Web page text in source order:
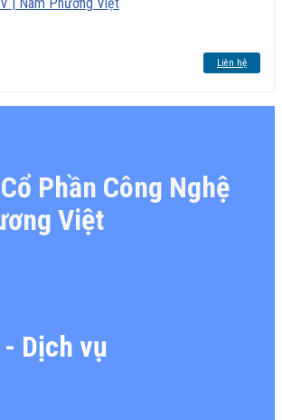
Liên hệ
Phần Công Nghệ
Việt
Dịch vụ